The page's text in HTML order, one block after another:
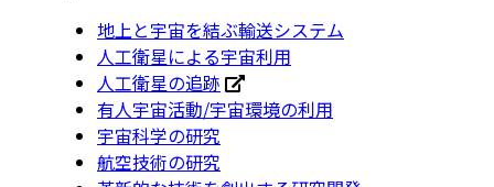
地上と宇宙を結ぶ輸送システム
人工衛星による宇宙利用
人工衛星の追跡
有人宇宙活動/宇宙環境の利用
宇宙科学の研究
航空技術の研究